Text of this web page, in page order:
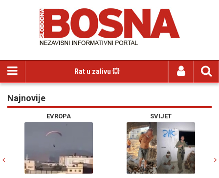
Rat u zalivu 💥
Najnovije
EVROPA SVIJET